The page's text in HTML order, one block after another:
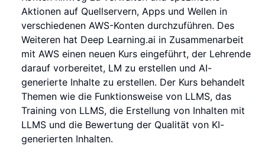
Aktionen auf Quellservern, Apps und Wellen in
verschiedenen AWS-Konten durchzuführen. Des
Weiteren hat Deep Learning.ai in Zusammenarbeit
mit AWS einen neuen Kurs eingeführt, der Lehrende
darauf vorbereitet, LM zu erstellen und AI-
generierte Inhalte zu erstellen. Der Kurs behandelt
Themen wie die Funktionsweise von LLMS, das
Training von LLMS, die Erstellung von Inhalten mit
LLMS und die Bewertung der Qualität von KI-
generierten Inhalten.